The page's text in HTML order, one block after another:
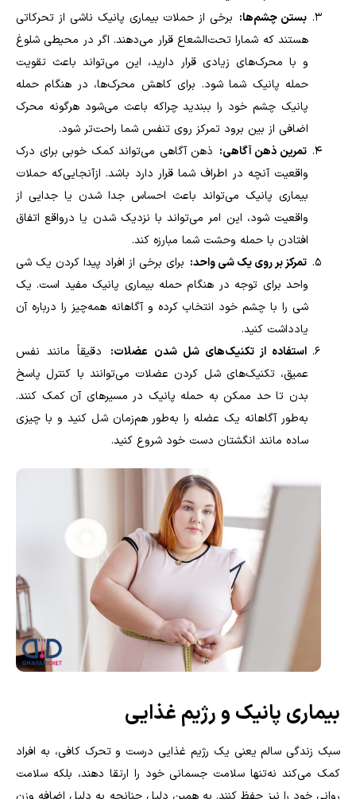
بستن چشم‌ها: برخی از حملات بیماری پانیک ناشی از تحرکاتی
هستند که شمارا تحت‌الشعاع قرار می‌دهند. اگر در محیطی شلوغ
و با محرک‌های زیادی قرار دارید، این می‌تواند باعث تقویت
حمله پانیک شما شود. برای کاهش محرک‌ها، در هنگام حمله
پانیک چشم خود را ببندید چراکه باعث می‌شود هرگونه محرک
اضافی از بین برود تمرکز روی تنفس شما راحت‌تر شود.
تمرین ذهن آگاهی: ذهن آگاهی می‌تواند کمک خوبی برای درک
واقعیت آنچه در اطراف شما قرار دارد باشد. ازآنجایی‌که حملات
بیماری پانیک می‌تواند باعث احساس جدا شدن یا جدایی از
واقعیت شود، این امر می‌تواند با نزدیک شدن یا درواقع اتفاق
افتادن با حمله وحشت شما مبارزه کند.
تمرکز بر روی یک شی واحد: برای برخی از افراد پیدا کردن یک شی
واحد برای توجه در هنگام حمله بیماری پانیک مفید است. یک
شی را با چشم خود انتخاب کرده و آگاهانه همه‌چیز را درباره آن
یادداشت کنید.
استفاده از تکنیک‌های شل شدن عضلات:
دقیقاً مانند نفس
عمیق، تکنیک‌های شل کردن عضلات می‌توانند با کنترل پاسخ
بدن تا حد ممکن به حمله پانیک در مسیرهای آن کمک کنند.
به‌طور آگاهانه یک عضله را به‌طور هم‌زمان شل کنید و با چیزی
ساده مانند انگشتان دست خود شروع کنید.
بیماری پانیک و رژیم غذایی
سبک زندگی سالم یعنی یک رژیم غذایی درست و تحرک کافی، به افراد
کمک می‌کند نه‌تنها سلامت جسمانی خود را ارتقا دهند، بلکه سلامت